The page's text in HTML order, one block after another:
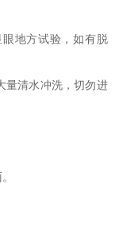
地方试验，如有脱
量清水冲洗，切勿进